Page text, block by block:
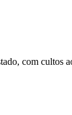
com cultos